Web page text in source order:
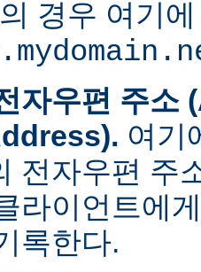
경우 여기에
자우편 주
여기
전자우편 주
라이언트에
록한다.